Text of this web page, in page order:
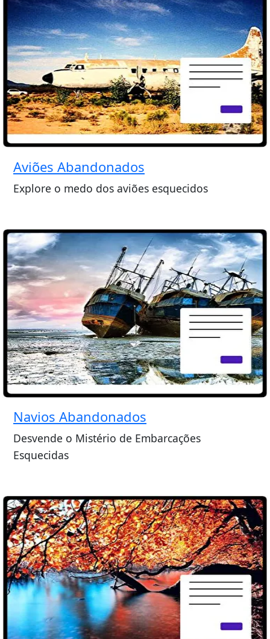
Aviões Abandonados
Explore o medo dos aviões esquecidos
Navios Abandonados
Desvende o Mistério de Embarcações
Esquecidas